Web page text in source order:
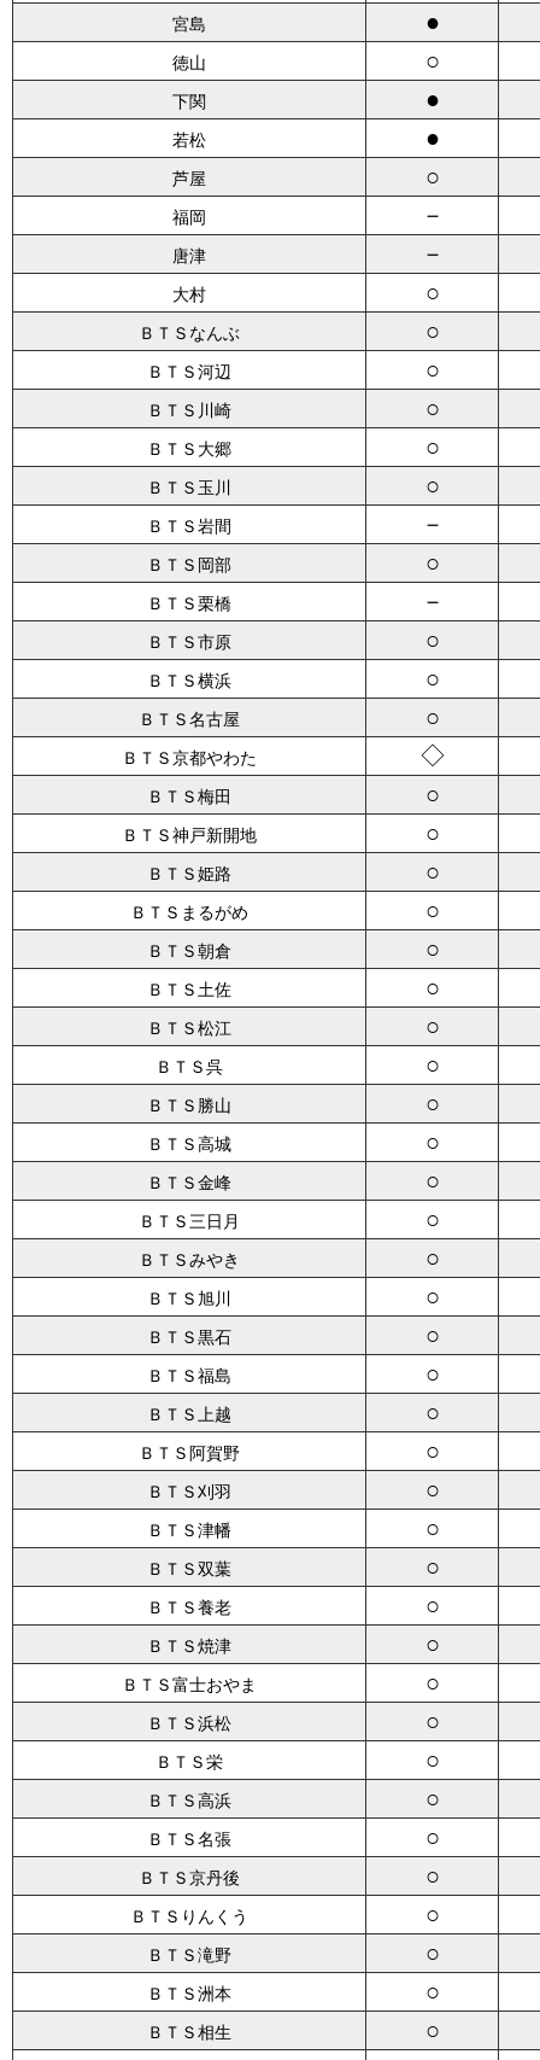
宮島 ●
徳山 ○
下関 ●
若松 ●
芦屋 ○
福岡 －
唐津 －
大村 ○
ＢＴＳなんぶ ○
ＢＴＳ河辺 ○
ＢＴＳ川崎 ○
ＢＴＳ大郷 ○
ＢＴＳ玉川 ○
ＢＴＳ岩間 －
ＢＴＳ岡部 ○
ＢＴＳ栗橋 －
ＢＴＳ市原 ○
ＢＴＳ横浜 ○
ＢＴＳ名古屋 ○
ＢＴＳ京都やわた ◇
ＢＴＳ梅田 ○
ＢＴＳ神戸新開地 ○
ＢＴＳ姫路 ○
ＢＴＳまるがめ ○
ＢＴＳ朝倉 ○
ＢＴＳ土佐 ○
ＢＴＳ松江 ○
ＢＴＳ呉 ○
ＢＴＳ勝山 ○
ＢＴＳ高城 ○
ＢＴＳ金峰 ○
ＢＴＳ三日月 ○
ＢＴＳみやき ○
ＢＴＳ旭川 ○
ＢＴＳ黒石 ○
ＢＴＳ福島 ○
ＢＴＳ上越 ○
ＢＴＳ阿賀野 ○
ＢＴＳ刈羽 ○
ＢＴＳ津幡 ○
ＢＴＳ双葉 ○
ＢＴＳ養老 ○
ＢＴＳ焼津 ○
ＢＴＳ富士おやま ○
ＢＴＳ浜松 ○
ＢＴＳ栄 ○
ＢＴＳ高浜 ○
ＢＴＳ名張 ○
ＢＴＳ京丹後 ○
ＢＴＳりんくう ○
ＢＴＳ滝野 ○
ＢＴＳ洲本 ○
ＢＴＳ相生
○